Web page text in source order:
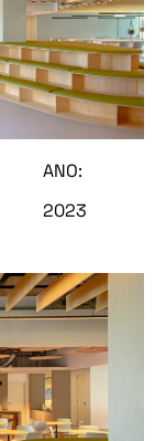
ANO:
2023